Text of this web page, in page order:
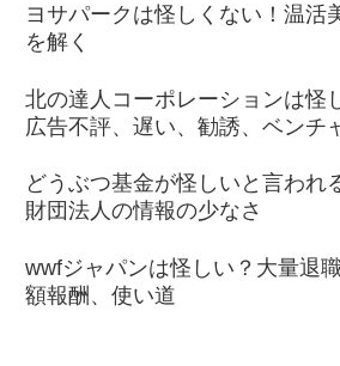
ヨサパークは怪しくない！温活
を解く
北の達人コーポレーションは怪
広告不評、遅い、勧誘、ベンチ
どうぶつ基金が怪しいと言われ
財団法人の情報の少なさ
wwfジャパンは怪しい？大量退
額報酬、使い道